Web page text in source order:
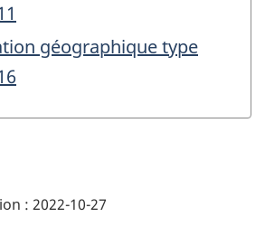
géographique type
: 2022-10-27